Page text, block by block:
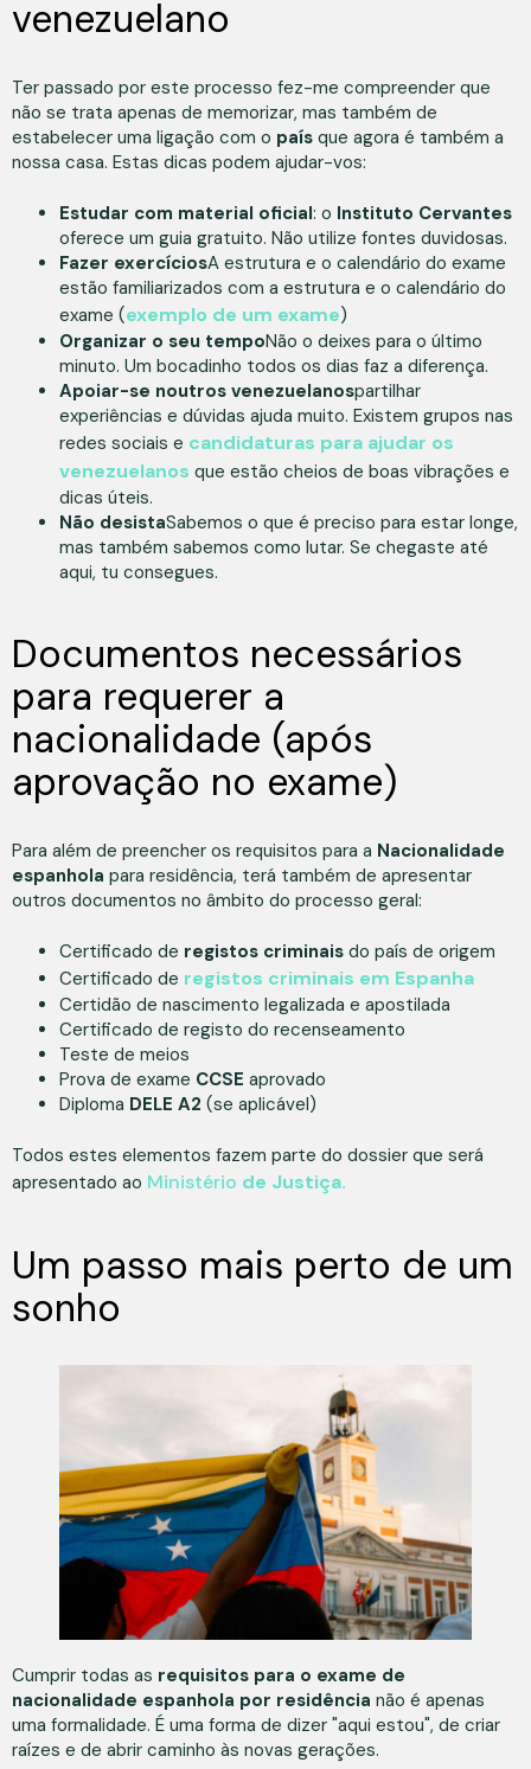
venezuelano
Ter passado por este processo fez-me compreender que
não se trata apenas de memorizar, mas também de
estabelecer uma ligação com o país que agora é também a
nossa casa. Estas dicas podem ajudar-vos:
Estudar com material oficial: o Instituto Cervantes
oferece um guia gratuito. Não utilize fontes duvidosas.
Fazer exercíciosA estrutura e o calendário do exame
estão familiarizados com a estrutura e o calendário do
exame (exemplo de um exame)
Organizar o seu tempoNão o deixes para o último
minuto. Um bocadinho todos os dias faz a diferença.
Apoiar-se noutros venezuelanospartilhar
experiências e dúvidas ajuda muito. Existem grupos nas
redes sociais e candidaturas para ajudar os
venezuelanos que estão cheios de boas vibrações e
dicas úteis.
Não desistaSabemos o que é preciso para estar longe,
mas também sabemos como lutar. Se chegaste até
aqui, tu consegues.
Documentos necessários
para requerer a
nacionalidade (após
aprovação no exame)
Para além de preencher os requisitos para a Nacionalidade
espanhola para residência, terá também de apresentar
outros documentos no âmbito do processo geral:
Certificado de registos criminais do país de origem
Certificado de registos criminais em Espanha
Certidão de nascimento legalizada e apostilada
Certificado de registo do recenseamento
Teste de meios
Prova de exame CCSE aprovado
Diploma DELE A2 (se aplicável)
Todos estes elementos fazem parte do dossier que será
apresentado ao Ministério de Justiça.
Um passo mais perto de um
sonho
Cumprir todas as requisitos para o exame de
nacionalidade espanhola por residência não é apenas
uma formalidade. É uma forma de dizer "aqui estou", de criar
raízes e de abrir caminho às novas gerações.